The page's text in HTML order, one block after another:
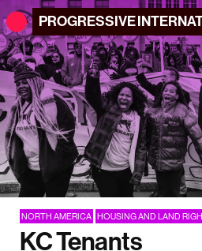
PROGRESSIVE
NORTH AMERICA HOUSING AND LAND
KC Tenants